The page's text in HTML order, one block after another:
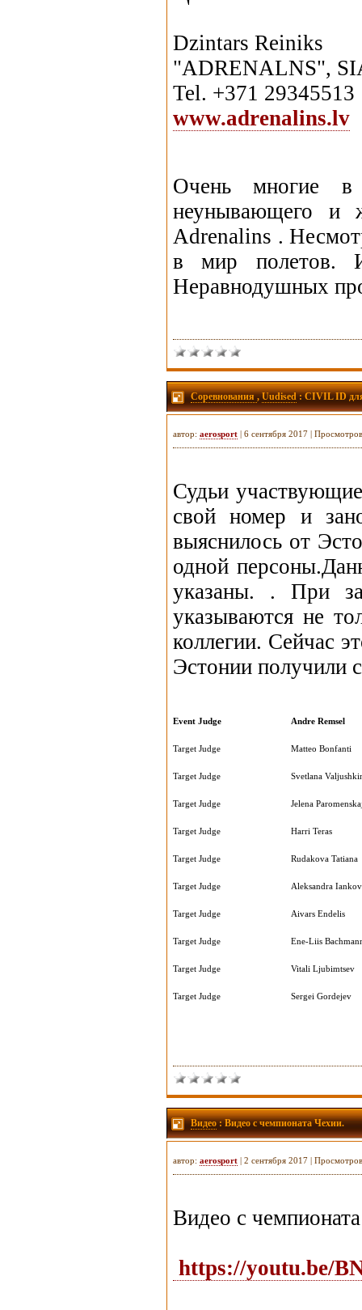
Dzintars Reiniks
"ADRENALNS",
Tel. +371 29345513
www.adrenalins.lv
Очень многие в
неунывающего и
Adrenalins .
в мир полетов.
Неравнодушных
Соревнования,Uudised: CIVIL ID для
автор: aerosport | 6 сентября 2017 |
Судьи
свой номер и
выяснилось от
одной
указаны. . При
указываются не
коллегии. Сейчас
Эстонии получили
Event Judge Andre Remsel
Target Judge Matteo Bonfanti
Target Judge Svetlana
Target Judge Jelena
Target Judge Harri Teras
Target Judge Rudakova Tatiana
Target Judge Aleksandra
Target Judge Aivars Endelis
Target Judge Ene-Liis
Target Judge Vitali Ljubimtsev
Target Judge Sergei Gordejev
Видео: Видео с чемпионата Чехии.
автор: aerosport | 2 сентября 2017 |
Видео с
https://youtu.be/